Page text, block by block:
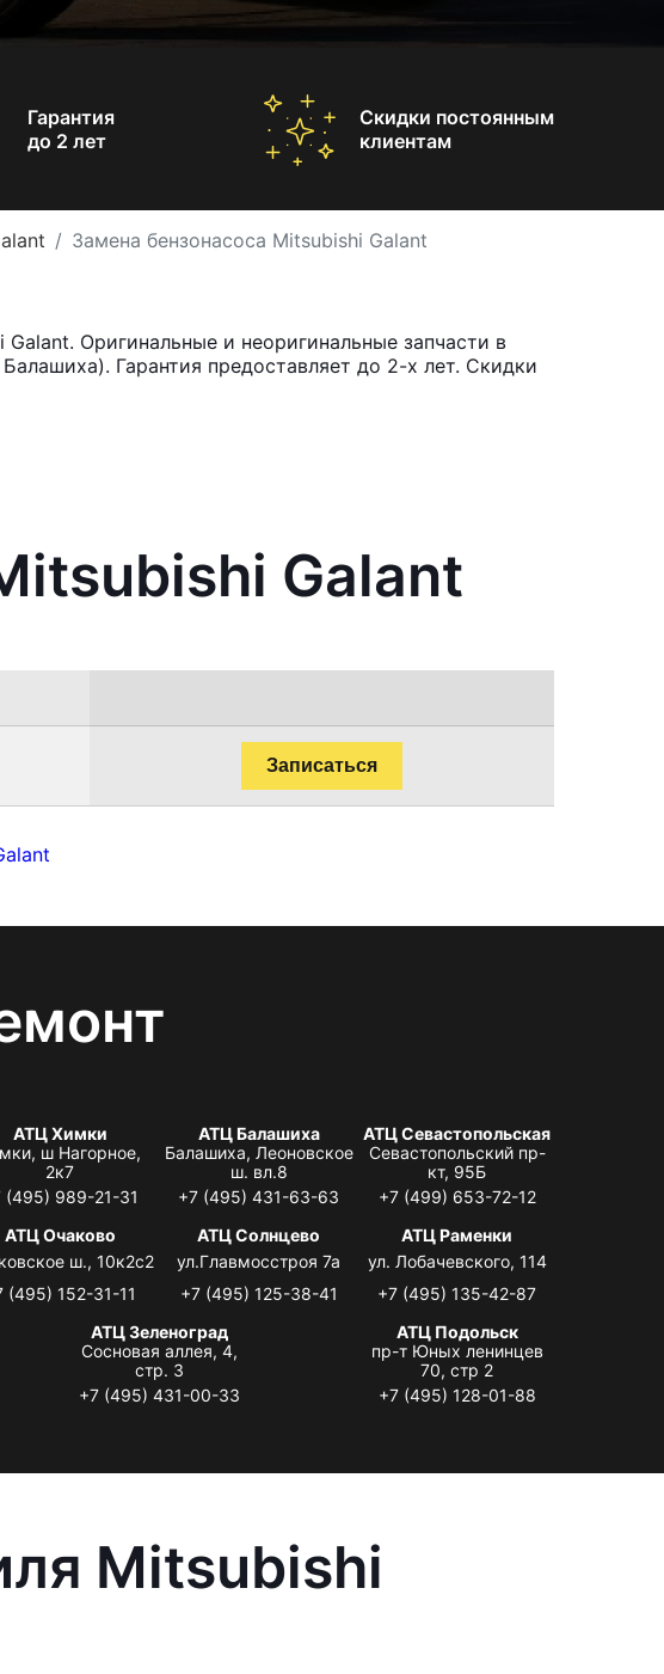
Гарантия
до 2 лет
Скидки постоянным
клиентам
Замена бензонасоса Mitsubishi Galant
Оригинальные и неоригинальные запчасти в
Гарантия предоставляет до 2-х лет. Скидки
Galant
Записаться
АТЦ Химки
ш Нагорное,
2к7
(495) 989-21-31
АТЦ Балашиха
Балашиха, Леоновское
ш. вл.8
+7 (495) 431-63-63
АТЦ Севастопольская
Севастопольский пр-
кт, 95Б
+7 (499) 653-72-12
АТЦ Очаково
ш., 10к2с2
(495) 152-31-11
АТЦ Солнцево
ул.Главмосстроя 7а
+7 (495) 125-38-41
АТЦ Раменки
ул. Лобачевского, 114
+7 (495) 135-42-87
АТЦ Зеленоград
Сосновая аллея, 4,
стр. 3
+7 (495) 431-00-33
АТЦ Подольск
пр-т Юных ленинцев
70, стр 2
+7 (495) 128-01-88
Mitsubishi